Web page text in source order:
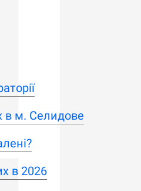
в м. Селидове
в 2026